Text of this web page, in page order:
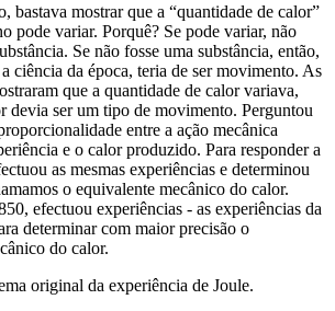
bastava mostrar que a “quantidade de calor”
pode variar. Porquê? Se pode variar, não
Se não fosse uma substância, então,
ciência da época, teria de ser movimento. As
que a quantidade de calor variava,
devia ser um tipo de movimento. Perguntou
entre a ação mecânica
e o calor produzido. Para responder a
as mesmas experiências e determinou
o equivalente mecânico do calor.
efectuou experiências - as experiências da
determinar com maior precisão o
do calor.
original da experiência de Joule.